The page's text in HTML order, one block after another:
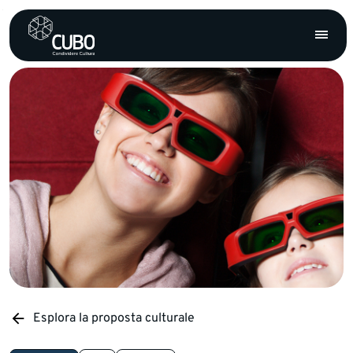
Esplora la proposta culturale